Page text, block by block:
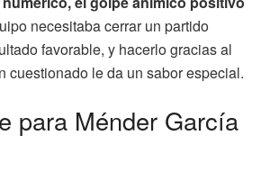
necesitaba cerrar un partido
favorable, y hacerlo gracias al
cuestionado le da un sabor especial.
para Ménder García